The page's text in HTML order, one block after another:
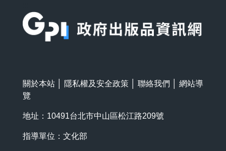
關於本站 隱私權及安全政策 聯絡我們
網站導
覽
地址：10491台北市中山區松江路209號
指導單位：文化部